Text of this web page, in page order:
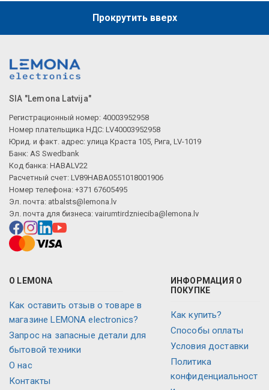
Прокрутить вверх
SIA "Lemona Latvija"
Регистрационный номер: 40003952958
Номер плательщика НДС: LV40003952958
Юрид. и факт. адрес: улица Краста 105, Рига, LV-1019
Банк: AS Swedbank
Код банка: HABALV22
Расчетный счет: LV89HABA0551018001906
Номер телефона: +371 67605495
Эл. почта: atbalsts@lemona.lv
Эл. почта для бизнеса: vairumtirdznieciba@lemona.lv
О LEMONA
Как оставить отзыв о товаре в
магазине LEMONA electronics?
Запрос на запасные детали для
бытовой техники
О нас
Контакты
ИНФОРМАЦИЯ О
ПОКУПКЕ
Как купить?
Способы оплаты
Условия доставки
Политика
конфиденциальност